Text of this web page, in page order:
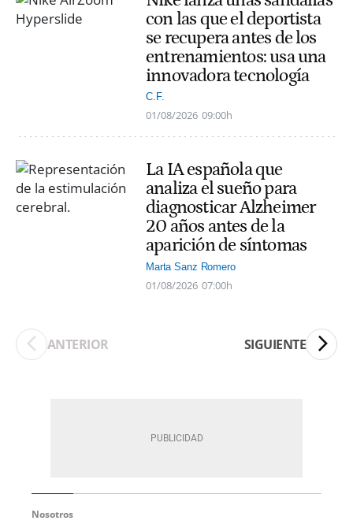
con las que el deportista
se recupera antes de los
entrenamientos: usa una
innovadora tecnología
C.F.
01/08/2026 09:00h
La IA española que
analiza el sueño para
diagnosticar Alzheimer
20 años antes de la
aparición de síntomas
Marta Sanz Romero
01/08/2026 07:00h
ANTERIOR SIGUIENTE
Nosotros